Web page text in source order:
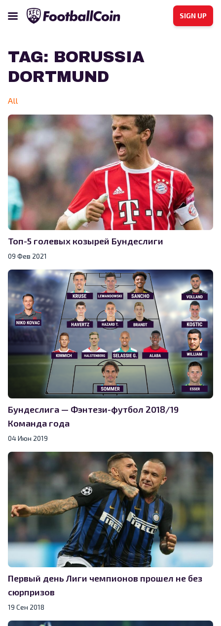
SIGN UP
TAG: BORUSSIA
DORTMUND
All
Топ-5 голевых козырей Бундеслиги
09 Фев 2021
Бундеслига — Фэнтези-футбол 2018/19
Команда года
04 Июн 2019
Первый день Лиги чемпионов прошел не без
сюрпризов
19 Сен 2018